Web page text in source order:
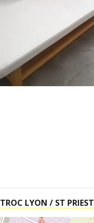
TROC LYON / ST PRIEST